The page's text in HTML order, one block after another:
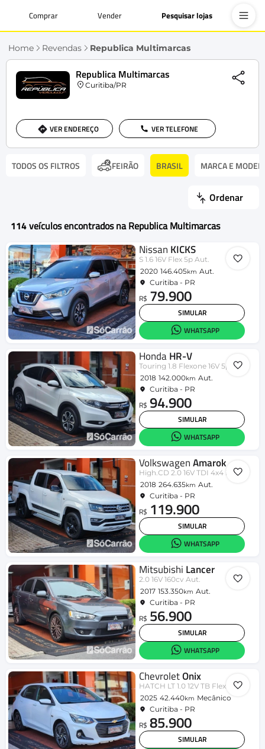
Comprar Vender Pesquisar lojas
Home Revendas Republica Multimarcas
Republica Multimarcas
Curitiba/PR
VER ENDEREÇO VER TELEFONE
TODOS OS FILTROS FEIRÃO BRASIL MARCA E
Ordenar
114veículos encontrados na Republica Multimarcas
Nissan KICKS
S 1.6 16V Flex 5p Aut.
2020 146.405km Aut.
Curitiba - PR
R$ 79.900
SIMULAR
WHATSAPP
HondaHR-V
Touring 1.8 Flexone 16V 5p Aut.
2018 142.000km Aut.
Curitiba - PR
R$ 94.900
SIMULAR
WHATSAPP
VolkswagenAmarok
High.CD 2.0 16V TDI 4x4 Dies. Aut
2018 264.635km Aut.
Curitiba - PR
R$ 119.900
SIMULAR
WHATSAPP
Mitsubishi Lancer
2.0 16V 160cv Aut.
2017 153.350km Aut.
Curitiba - PR
R$ 56.900
SIMULAR
WHATSAPP
ChevroletOnix
HATCH LT 1.0 12V TB Flex 5p Mec.
2025 42.440km Mecânico
Curitiba - PR
R$ 85.900
SIMULAR